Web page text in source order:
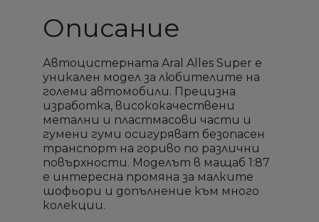
Описание
Автоцистерната Aral Alles Super е
уникален модел за любителите на
големи автомобили. Прецизна
изработка, висококачествени
метални и пластмасови части и
гумени гуми осигуряват безопасен
транспорт на гориво по различни
повърхности. Моделът в мащаб 1:87
е интересна промяна за малките
шофьори и допълнение към много
колекции.